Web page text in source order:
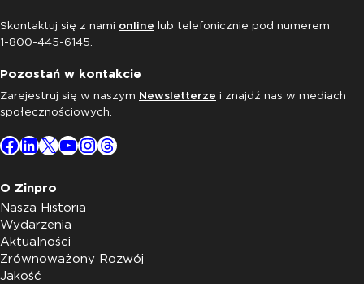
Skontaktuj się z nami online lub telefonicznie pod numerem
1-800-445-6145.
Pozostań w kontakcie
Zarejestruj się w naszym Newsletterze i znajdź nas w mediach
społecznościowych.
Facebook
LinkedIn
X YouTube
Instagram
Threads
O Zinpro
Nasza Historia
Wydarzenia
Aktualności
Zrównoważony Rozwój
Jakość